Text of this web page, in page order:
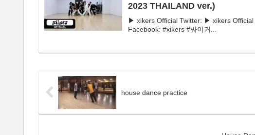
2023 THAILAND ver.)
▶ xikers Official Twitter: ▶ xikers
Facebook: #xikers #싸이커...
house dance practice